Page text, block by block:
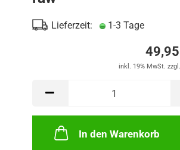
Lieferzeit: 1-3 Tage
49,95
inkl. 19% MwSt. zzgl.
In den Warenkorb